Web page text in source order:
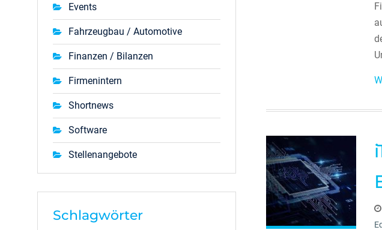
Events
Fahrzeugbau / Automotive
Finanzen / Bilanzen
Firmenintern
Shortnews
Software
Stellenangebote
Schlagwörter